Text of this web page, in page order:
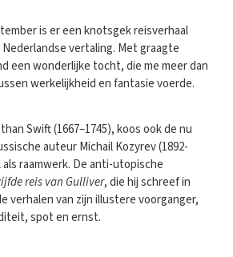
is er een knotsgek reisverhaal
vertaling. Met graagte
een wonderlijke tocht, die me meer dan
werkelijkheid en fantasie voerde.
Swift (1667–1745), koos ook de nu
auteur Michail Kozyrev (1892-
raamwerk. De anti-utopische
reis van Gulliver, die hij schreef in
verhalen van zijn illustere voorganger,
spot en ernst.